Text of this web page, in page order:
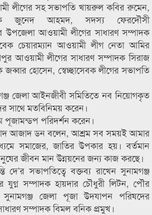
লীগের সহ সভাপতি খায়রুল কবির রুমেন,
জুনেদ আহমদ, সদস্য ফেরদৌসী
উপজেলা আওয়ামী লীগের সাধারণ সম্পাদক
চেয়ারম্যান আওয়ামী লীগ নেতা আমির
আওয়ামী লীগের সাধারণ সম্পাদক সিরাজ
জব্বার হোসেন, স্বেচ্ছাসেবক লীগের সভাপতি
জেলা আইনজীবী সমিতিতে নব নিয়োগকৃত
সাথে মতবিনিময় করেন।
পূজামন্ডপ পরিদর্শন করেন।
আজাদ ডন বলেন, আশ্রম সব সময়ই আমার
সমাজের, জাতির উপকার হয়। বর্তমান
জীবন মান উন্নয়নের জন্য কাজ করছে।
দে’র সভাপতিত্বে বক্তব্য রাখেন সুনামগঞ্জ
যুগ্ন সম্পাদক হায়দার চৌধুরী লিটন, পৌর
জেলা পূজা উদযাপন পরিষদের
সম্পাদক বিমল বনিক প্রমুখ।